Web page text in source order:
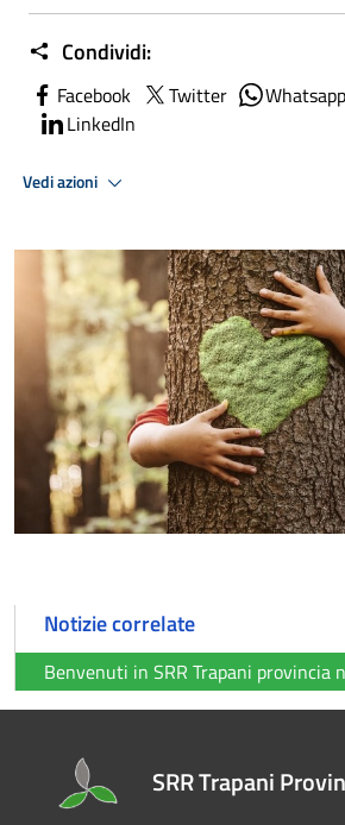
Condividi:
Facebook Twitter Whatsapp
LinkedIn
Vedi azioni
Notizie correlate
Benvenuti in SRR Trapani provincia
SRR Trapani